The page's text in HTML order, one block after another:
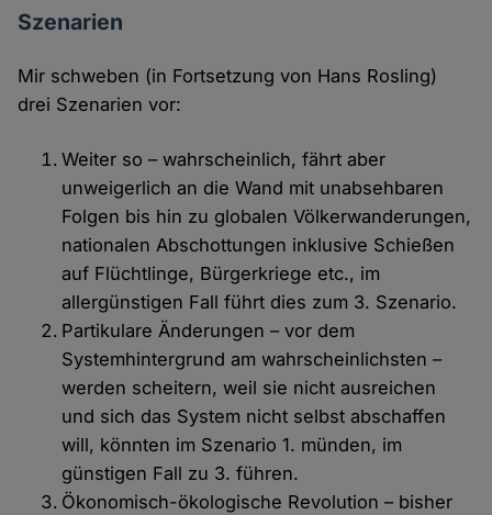
Szenarien
Mir schweben (in Fortsetzung von Hans Rosling)
drei Szenarien vor:
Weiter so – wahrscheinlich, fährt aber
unweigerlich an die Wand mit unabsehbaren
Folgen bis hin zu globalen Völkerwanderungen,
nationalen Abschottungen inklusive Schießen
auf Flüchtlinge, Bürgerkriege etc., im
allergünstigen Fall führt dies zum 3. Szenario.
Partikulare Änderungen – vor dem
Systemhintergrund am wahrscheinlichsten –
werden scheitern, weil sie nicht ausreichen
und sich das System nicht selbst abschaffen
will, könnten im Szenario 1. münden, im
günstigen Fall zu 3. führen.
Ökonomisch-ökologische Revolution – bisher